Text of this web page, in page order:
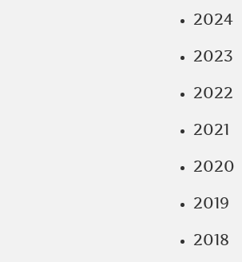
2024
2023
2022
2021
2020
2019
2018